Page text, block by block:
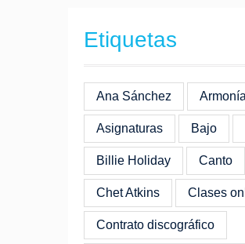
Etiquetas
Ana Sánchez Armonía
Asignaturas Bajo
Billie Holiday Canto
Chet Atkins Clases
Contrato discográfico